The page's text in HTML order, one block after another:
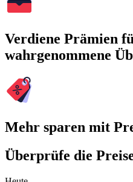
Verdiene Prämien
wahrgenommene
Mehr sparen mit
Überprüfe die